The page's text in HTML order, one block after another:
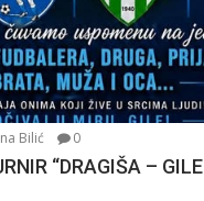
Bilić 0
“DRAGIŠA – GILE